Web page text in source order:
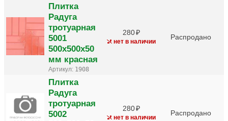
Плитка
Радуга
тротуарная
5001
500х500х50
мм красная
Артикул: 1908
280
нет в наличии
Распродано
Плитка
Радуга
тротуарная
5002
280
нет в наличии
Распродано